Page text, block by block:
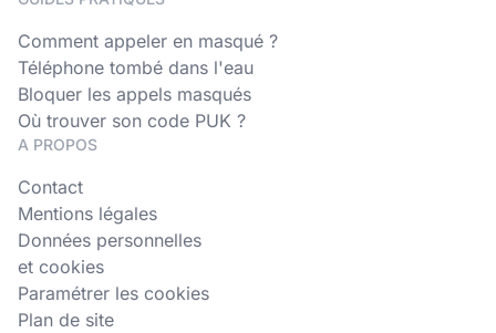
Comment appeler en masqué ?
Téléphone tombé dans l'eau
Bloquer les appels masqués
Où trouver son code PUK ?
A PROPOS
Contact
Mentions légales
Données personnelles
et cookies
Paramétrer les cookies
Plan de site